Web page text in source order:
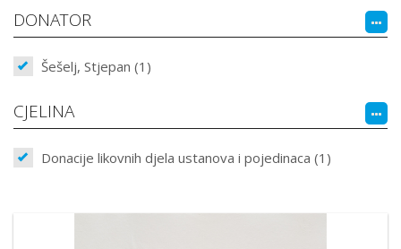
DONATOR
Šešelj, Stjepan (1)
CJELINA
Donacije likovnih djela ustanova i pojedinaca (1)